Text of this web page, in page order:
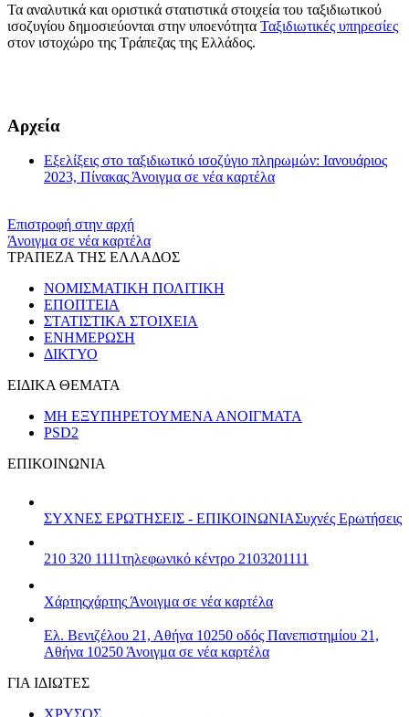
Τα αναλυτικά και οριστικά στατιστικά στοιχεία του ταξιδιωτικού
ισοζυγίου δημοσιεύονται στην υποενότητα Ταξιδιωτικές υπηρεσίες
στον ιστοχώρο της Τράπεζας της Ελλάδος.
Αρχεία
Εξελίξεις στο ταξιδιωτικό ισοζύγιο πληρωμών: Ιανουάριος
2023, Πίνακας Άνοιγμα σε νέα καρτέλα
Επιστροφή στην αρχή
Άνοιγμα σε νέα καρτέλα
ΤΡΑΠΕΖΑ ΤΗΣ ΕΛΛΑΔΟΣ
ΝΟΜΙΣΜΑΤΙΚΗ ΠΟΛΙΤΙΚΗ
ΕΠΟΠΤΕΙΑ
ΣΤΑΤΙΣΤΙΚΑ ΣΤΟΙΧΕΙΑ
ΕΝΗΜΕΡΩΣΗ
ΔΙΚΤΥΟ
ΕΙΔΙΚΑ ΘΕΜΑΤΑ
ΜΗ ΕΞΥΠΗΡΕΤΟΥΜΕΝΑ ΑΝΟΙΓΜΑΤΑ
PSD2
ΕΠΙΚΟΙΝΩΝΙΑ
ΣΥΧΝΕΣ ΕΡΩΤΗΣΕΙΣ - ΕΠΙΚΟΙΝΩΝΙΑΣυχνές Ερωτήσεις
210 320 1111τηλεφωνικό κέντρο 2103201111
Χάρτηςχάρτης Άνοιγμα σε νέα καρτέλα
Ελ. Βενιζέλου 21, Αθήνα 10250 οδός Πανεπιστημίου 21,
Αθήνα 10250 Άνοιγμα σε νέα καρτέλα
ΓΙΑ ΙΔΙΩΤΕΣ